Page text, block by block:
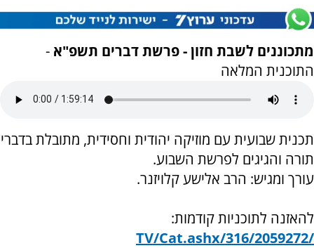
מתכוננים לשבת חזון - פרשת דברים תשפ"א -
התוכנית המלאה
תכנית שבועית עם מוזיקה יהודית וחסידית, מתובלת בדברי
תורה והגיגים לפרשת השבוע.
עורך ומגיש: הרב אלישע קלויזנר.
להאזנה לתוכניות קודמות:
/TV/Cat.ashx/316/2059272